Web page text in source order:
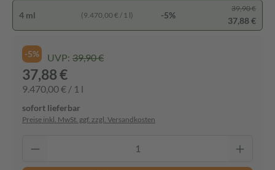
4 ml (9.470,00 € / 1 l) -5%
39,90 €
37,88 €
-5% UVP: 39,90 €
37,88 €
9.470,00 € / 1 l
sofort lieferbar
Preise inkl. MwSt. ggf. zzgl. Versandkosten